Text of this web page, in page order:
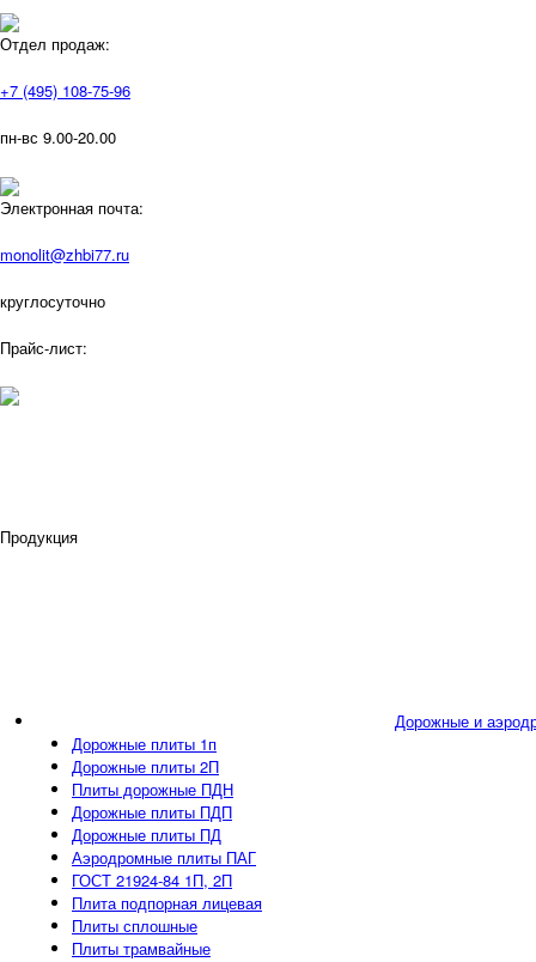
Отдел продаж:
+7 (495) 108-75-96
пн-вс 9.00-20.00
Электронная почта:
monolit@zhbi77.ru
круглосуточно
Прайс-лист:
Продукция
Дорожные и
Дорожные плиты 1п
Дорожные плиты 2П
Плиты дорожные ПДН
Дорожные плиты ПДП
Дорожные плиты ПД
Аэродромные плиты ПАГ
ГОСТ 21924-84 1П, 2П
Плита подпорная лицевая
Плиты сплошные
Плиты трамвайные